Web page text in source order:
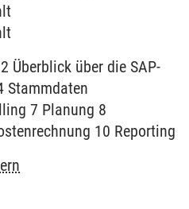
Überblick über die SAP-
Stammdaten
7 Planung 8
10 Reporting